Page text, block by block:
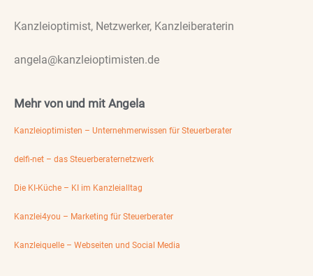
Kanzleioptimist, Netzwerker, Kanzleiberaterin
angela@kanzleioptimisten.de
Mehr von und mit Angela
Kanzleioptimisten – Unternehmerwissen für Steuerberater
delfi-net – das Steuerberaternetzwerk
Die KI-Küche – KI im Kanzleialltag
Kanzlei4you – Marketing für Steuerberater
Kanzleiquelle – Webseiten und Social Media